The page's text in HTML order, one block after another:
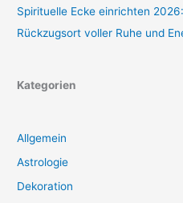
Spirituelle Ecke einrichten
Rückzugsort voller Ruhe und
Kategorien
Allgemein
Astrologie
Dekoration